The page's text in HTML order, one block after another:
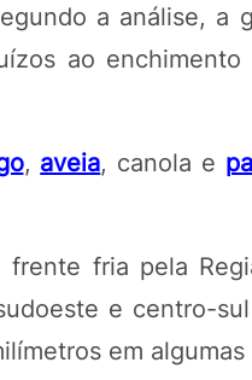
a análise, a
ao enchimento
, aveia, canola e
fria pela
e centro-
em algumas